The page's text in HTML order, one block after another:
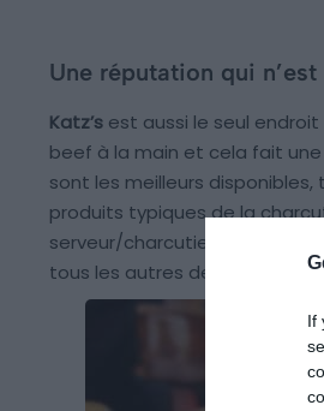
If
Une réputation qui
Katz’s est aussi le seul
beef à la main et cela fait
sont les meilleurs
produits typiques de la
serveur/charcutier est l’une
tous les autres delicatessen.